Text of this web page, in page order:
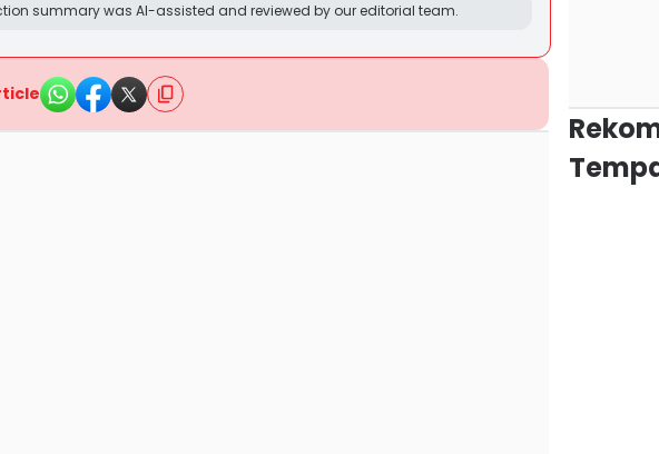
summary was AI-assisted and reviewed by our editorial team.